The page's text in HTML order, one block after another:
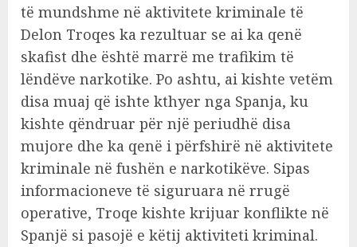
të mundshme në aktivitete kriminale të
Delon Troqes ka rezultuar se ai ka qenë
skafist dhe është marrë me trafikim të
lëndëve narkotike. Po ashtu, ai kishte vetëm
disa muaj që ishte kthyer nga Spanja, ku
kishte qëndruar për një periudhë disa
mujore dhe ka qenë i përfshirë në aktivitete
kriminale në fushën e narkotikëve. Sipas
informacioneve të siguruara në rrugë
operative, Troqe kishte krijuar konflikte në
Spanjë si pasojë e këtij aktiviteti kriminal.